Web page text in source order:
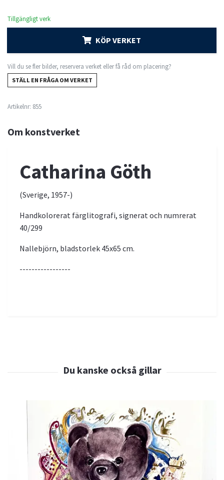
Tillgängligt verk
KÖP VERKET
Vill du se fler bilder, reservera verket eller få råd om placering?
STÄLL EN FRÅGA OM VERKET
Artikelnr: 855
Om konstverket
Catharina Göth
(Sverige, 1957-)
Handkolorerat färglitografi, signerat och numrerat
40/299
Nallebjörn, bladstorlek 45x65 cm.
-----------------